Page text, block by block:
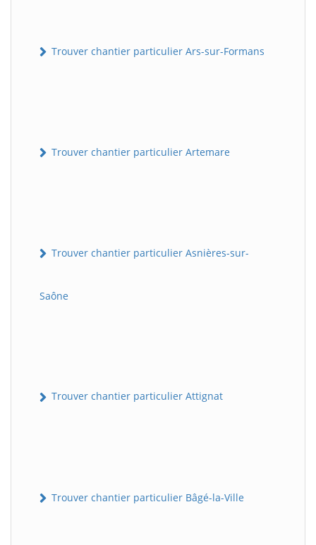
Trouver chantier particulier Ars-sur-Formans
Trouver chantier particulier Artemare
Trouver chantier particulier Asnières-sur-
Saône
Trouver chantier particulier Attignat
Trouver chantier particulier Bâgé-la-Ville